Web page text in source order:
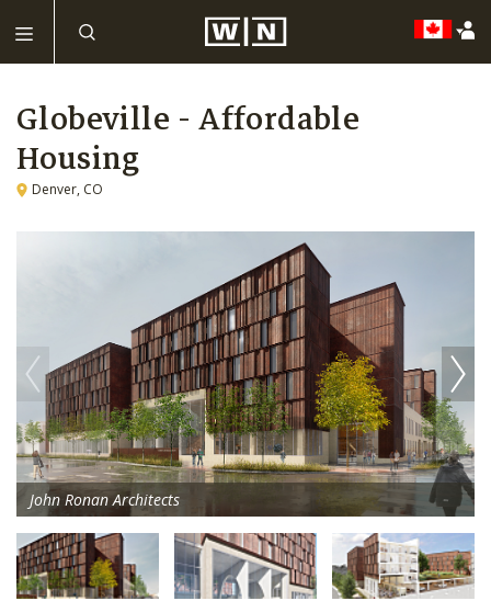
Globeville - Affordable
Housing
Denver, CO
John Ronan Architects